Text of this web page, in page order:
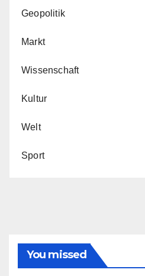
Geopolitik
Markt
Wissenschaft
Kultur
Welt
Sport
You missed